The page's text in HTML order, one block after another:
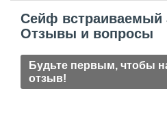
Сейф встраиваемый
Отзывы и вопросы
Будьте первым, чтобы
отзыв!